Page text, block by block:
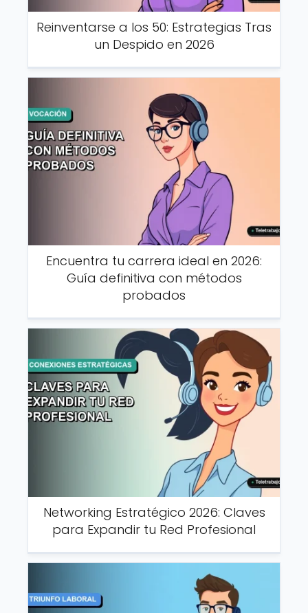
Reinventarse a los 50: Estrategias Tras
un Despido en 2026
Encuentra tu carrera ideal en 2026:
Guía definitiva con métodos
probados
Networking Estratégico 2026: Claves
para Expandir tu Red Profesional